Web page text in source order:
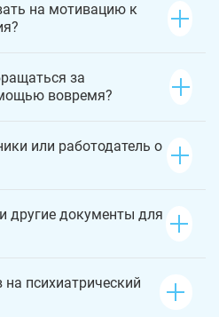
на мотивацию к
за
вовремя?
или работодатель о
другие документы для
психиатрический